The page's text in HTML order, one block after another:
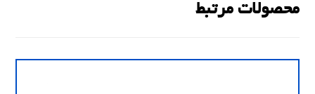
محصولات مرتبط